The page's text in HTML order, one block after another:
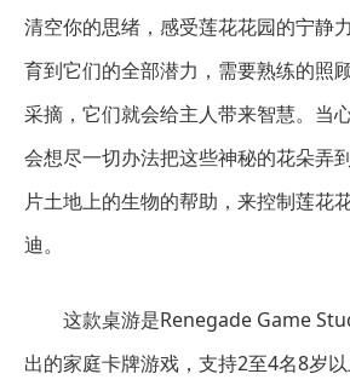
清空你的思绪，感受莲花花园的宁静
育到它们的全部潜力，需要熟练的照
采摘，它们就会给主人带来智慧。当
会想尽一切办法把这些神秘的花朵弄
片土地上的生物的帮助，来控制莲花
迪。
这款桌游是Renegade Game
出的家庭卡牌游戏，支持2至4名8岁